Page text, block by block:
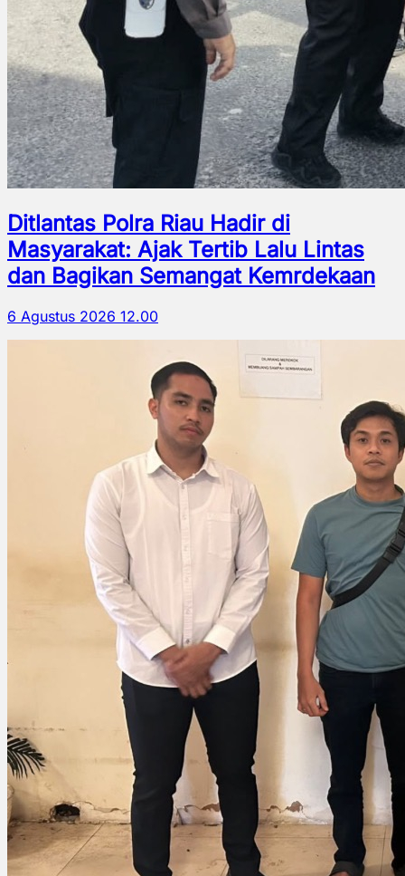
Ditlantas Polra Riau Hadir di
Masyarakat: Ajak Tertib Lalu Lintas
dan Bagikan Semangat Kemrdekaan
6 Agustus 2026 12.00